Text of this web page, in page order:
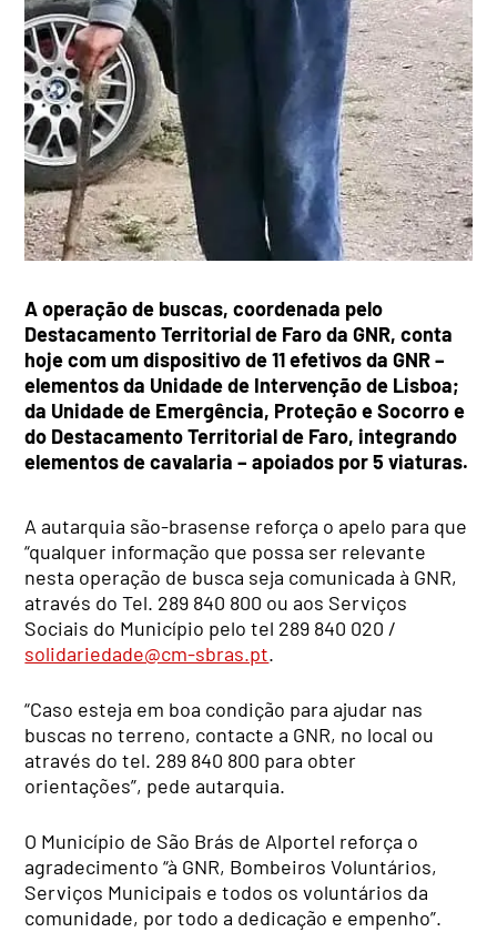
A operação de buscas, coordenada pelo
Destacamento Territorial de Faro da GNR, conta
hoje com um dispositivo de 11 efetivos da GNR –
elementos da Unidade de Intervenção de Lisboa;
da Unidade de Emergência, Proteção e Socorro e
do Destacamento Territorial de Faro, integrando
elementos de cavalaria – apoiados por 5 viaturas.
A autarquia são-brasense reforça o apelo para que
“qualquer informação que possa ser relevante
nesta operação de busca seja comunicada à GNR,
através do Tel. 289 840 800 ou aos Serviços
Sociais do Município pelo tel 289 840 020 /
solidariedade@cm-sbras.pt.
“Caso esteja em boa condição para ajudar nas
buscas no terreno, contacte a GNR, no local ou
através do tel. 289 840 800 para obter
orientações”, pede autarquia.
O Município de São Brás de Alportel reforça o
agradecimento “à GNR, Bombeiros Voluntários,
Serviços Municipais e todos os voluntários da
comunidade, por todo a dedicação e empenho”.